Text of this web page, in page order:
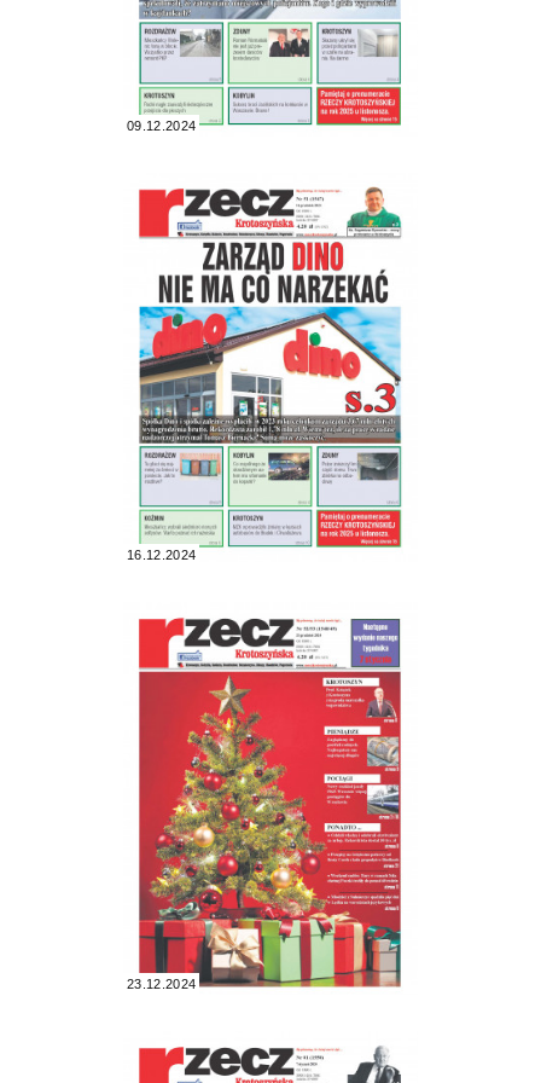
09.12.2024
16.12.2024
23.12.2024